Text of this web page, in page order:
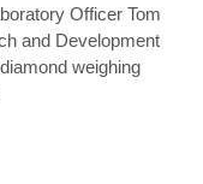
Officer Tom
and Development
weighing